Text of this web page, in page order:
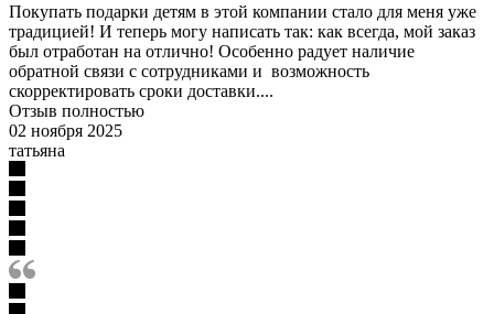
Покупать подарки детям в этой компании стало для меня уже
традицией! И теперь могу написать так: как всегда, мой заказ
был отработан на отлично! Особенно радует наличие
обратной связи с сотрудниками и возможность
скорректировать сроки доставки....
Отзыв полностью
02 ноября 2025
татьяна